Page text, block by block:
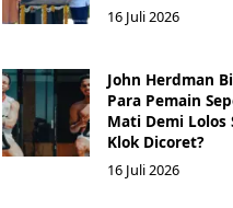
16 Juli 2026
John Herdman
Para Pemain
Mati Demi Lolos
Klok Dicoret?
16 Juli 2026